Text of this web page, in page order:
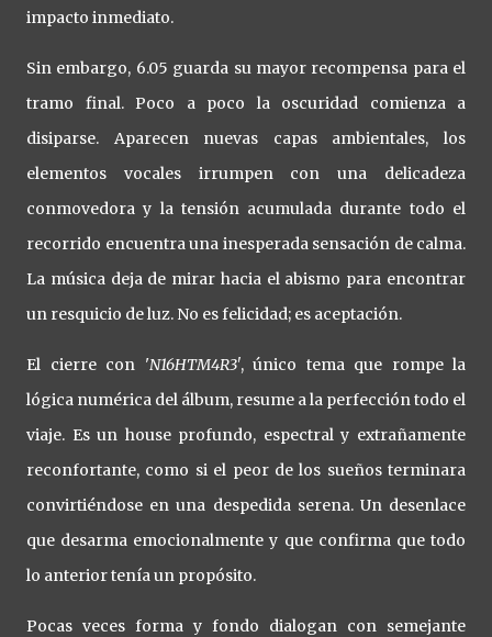
impacto inmediato.
Sin embargo, 6.05 guarda su mayor recompensa para el
tramo final. Poco a poco la oscuridad comienza a
disiparse. Aparecen nuevas capas ambientales, los
elementos vocales irrumpen con una delicadeza
conmovedora y la tensión acumulada durante todo el
recorrido encuentra una inesperada sensación de calma.
La música deja de mirar hacia el abismo para encontrar
un resquicio de luz. No es felicidad; es aceptación.
El cierre con 'N16HTM4R3', único tema que rompe la
lógica numérica del álbum, resume a la perfección todo el
viaje. Es un house profundo, espectral y extrañamente
reconfortante, como si el peor de los sueños terminara
convirtiéndose en una despedida serena. Un desenlace
que desarma emocionalmente y que confirma que todo
lo anterior tenía un propósito.
Pocas veces forma y fondo dialogan con semejante